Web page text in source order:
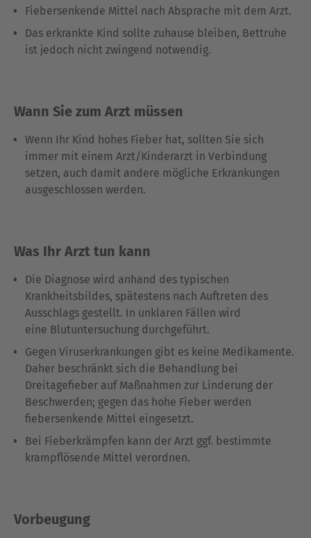
Fiebersenkende Mittel nach Absprache mit dem Arzt.
Das erkrankte Kind sollte zuhause bleiben, Bettruhe
ist jedoch nicht zwingend notwendig.
Wann Sie zum Arzt müssen
Wenn Ihr Kind hohes Fieber hat, sollten Sie sich
immer mit einem Arzt/Kinderarzt in Verbindung
setzen, auch damit andere mögliche Erkrankungen
ausgeschlossen werden.
Was Ihr Arzt tun kann
Die Diagnose wird anhand des typischen
Krankheitsbildes, spätestens nach Auftreten des
Ausschlags gestellt. In unklaren Fällen wird
eine Blutuntersuchung durchgeführt.
Gegen Viruserkrankungen gibt es keine Medikamente.
Daher beschränkt sich die Behandlung bei
Dreitagefieber auf Maßnahmen zur Linderung der
Beschwerden; gegen das hohe Fieber werden
fiebersenkende Mittel eingesetzt.
Bei Fieberkrämpfen kann der Arzt ggf. bestimmte
krampflösende Mittel verordnen.
Vorbeugung